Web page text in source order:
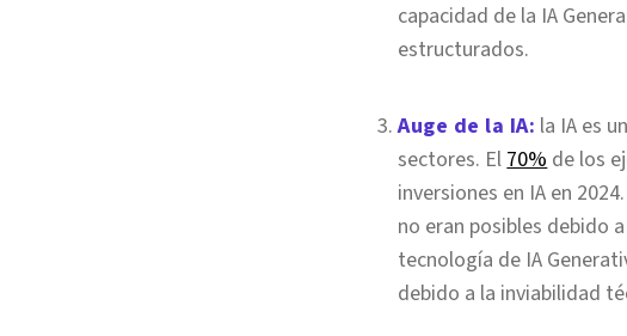
capacidad de la IA
estructurados.
Auge de la IA: la IA es
sectores. El70%de los
inversiones en IA en
no eran posibles debido
tecnología de IA
debido a la inviabilidad